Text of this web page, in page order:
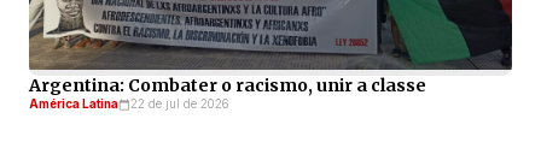
Argentina: Combater o racismo, unir a classe
América Latina 22 de jul de 2026